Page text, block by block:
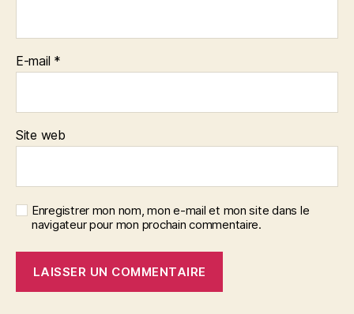
E-mail *
Site web
Enregistrer mon nom, mon e-mail et mon site dans le
navigateur pour mon prochain commentaire.